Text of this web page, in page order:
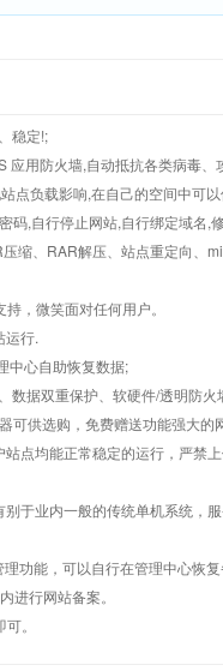
稳定!;
应用防火墙,自动抵抗各类病毒、
点负载影响,在自己的空间中可
码,自行停止网站,自行绑定域名,
缩、RAR解压、站点重定向、
，微笑面对任何用户。
运行.
中心自助恢复数据;
数据双重保护、软硬件/透明防火
可供选购，免费赠送功能强大
点均能正常稳定的运行，严禁
于业内一般的传统单机系统，
功能，可以自行在管理中心恢
进行网站备案。
。